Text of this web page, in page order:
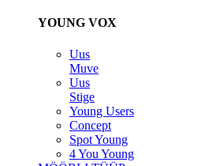
YOUNG VOX
Uus
Muve
Uus
Stige
Young Users
Concept
Spot Young
4 You Young